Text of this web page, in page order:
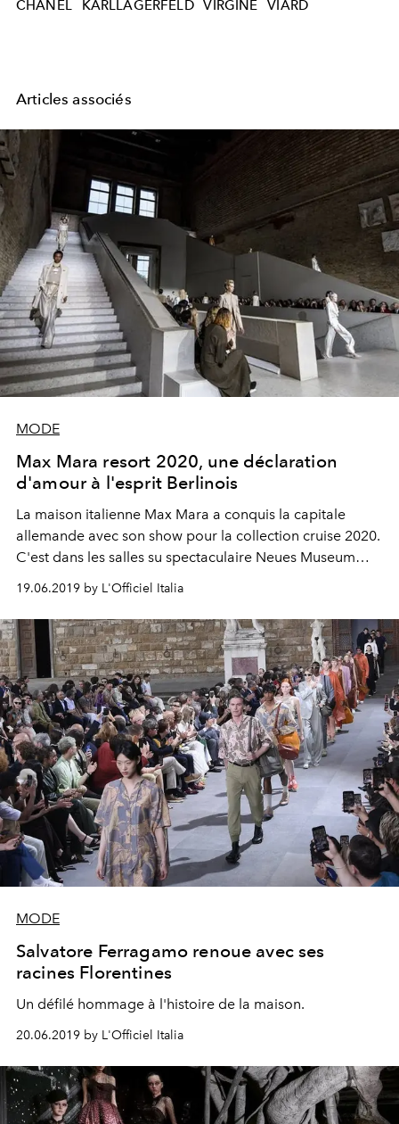
CHANEL KARLLAGERFELD VIRGINE VIARD
Articles associés
MODE
Max Mara resort 2020, une déclaration
d'amour à l'esprit Berlinois
La maison italienne Max Mara a conquis la capitale
allemande avec son show pour la collection cruise 2020.
C'est dans les salles su spectaculaire Neues Museum
que s'est tenu l'évènement, articulé autour d'un défilé et
d'un dîner. Retour sur ce show gargantuesque.
19.06.2019 by L'Officiel Italia
MODE
Salvatore Ferragamo renoue avec ses
racines Florentines
Un défilé hommage à l'histoire de la maison.
20.06.2019 by L'Officiel Italia